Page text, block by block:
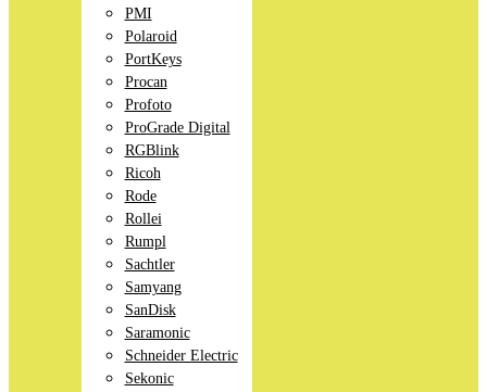
PMI
Polaroid
PortKeys
Procan
Profoto
ProGrade Digital
RGBlink
Ricoh
Rode
Rollei
Rumpl
Sachtler
Samyang
SanDisk
Saramonic
Schneider Electric
Sekonic